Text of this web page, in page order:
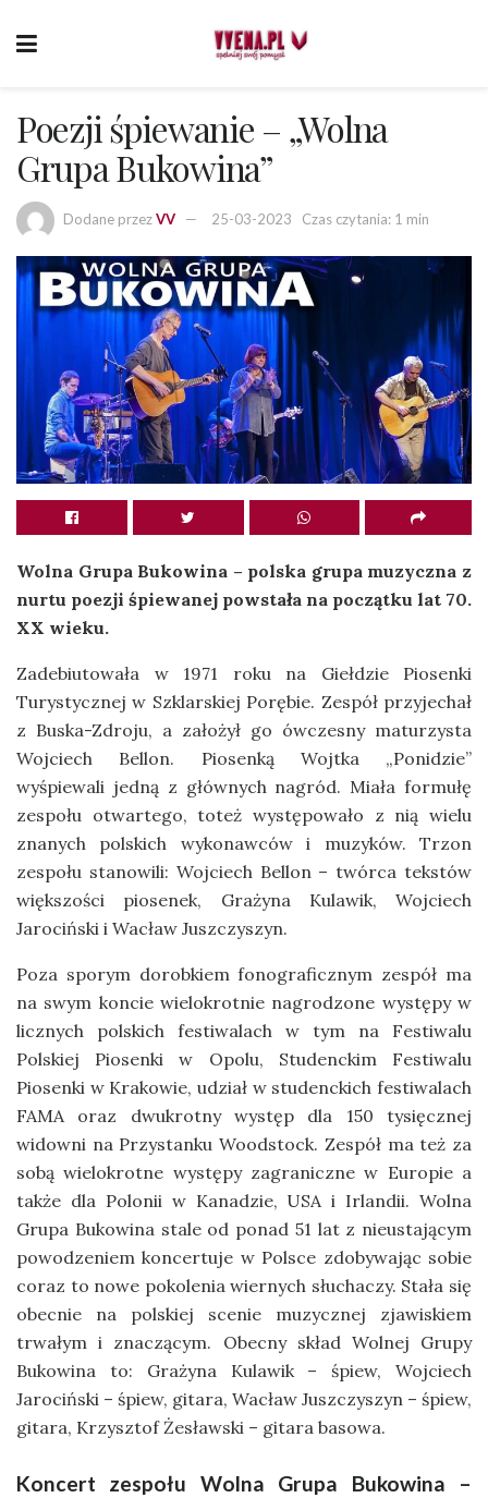
Poezji śpiewanie – „Wolna
Grupa Bukowina”
Dodane przezVV 25-03-2023 Czas czytania: 1 min
Wolna Grupa Bukowina – polska grupa muzyczna z
nurtu poezji śpiewanej powstała na początku lat 70.
XX wieku.
Zadebiutowała w 1971 roku na Giełdzie Piosenki
Turystycznej w Szklarskiej Porębie. Zespół przyjechał
z Buska-Zdroju, a założył go ówczesny maturzysta
Wojciech Bellon. Piosenką Wojtka „Ponidzie”
wyśpiewali jedną z głównych nagród. Miała formułę
zespołu otwartego, toteż występowało z nią wielu
znanych polskich wykonawców i muzyków. Trzon
zespołu stanowili: Wojciech Bellon – twórca tekstów
większości piosenek, Grażyna Kulawik, Wojciech
Jarociński i Wacław Juszczyszyn.
Poza sporym dorobkiem fonograficznym zespół ma
na swym koncie wielokrotnie nagrodzone występy w
licznych polskich festiwalach w tym na Festiwalu
Polskiej Piosenki w Opolu, Studenckim Festiwalu
Piosenki w Krakowie, udział w studenckich festiwalach
FAMA oraz dwukrotny występ dla 150 tysięcznej
widowni na Przystanku Woodstock. Zespół ma też za
sobą wielokrotne występy zagraniczne w Europie a
także dla Polonii w Kanadzie, USA i Irlandii. Wolna
Grupa Bukowina stale od ponad 51 lat z nieustającym
powodzeniem koncertuje w Polsce zdobywając sobie
coraz to nowe pokolenia wiernych słuchaczy. Stała się
obecnie na polskiej scenie muzycznej zjawiskiem
trwałym i znaczącym. Obecny skład Wolnej Grupy
Bukowina to: Grażyna Kulawik – śpiew, Wojciech
Jarociński – śpiew, gitara, Wacław Juszczyszyn – śpiew,
gitara, Krzysztof Żesławski – gitara basowa.
Koncert zespołu Wolna Grupa Bukowina –